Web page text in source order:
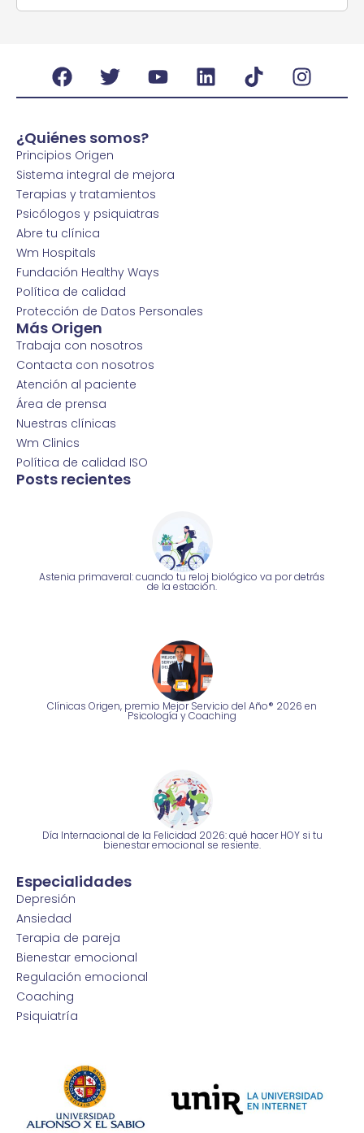
¿Quiénes somos?
Principios Origen
Sistema integral de mejora
Terapias y tratamientos
Psicólogos y psiquiatras
Abre tu clínica
Wm Hospitals
Fundación Healthy Ways
Política de calidad
Protección de Datos Personales
Más Origen
Trabaja con nosotros
Contacta con nosotros
Atención al paciente
Área de prensa
Nuestras clínicas
Wm Clinics
Política de calidad ISO
Posts recientes
Astenia primaveral: cuando tu reloj biológico va por detrás
de la estación.
Clínicas Origen, premio Mejor Servicio del Año® 2026 en
Psicología y Coaching
Día Internacional de la Felicidad 2026: qué hacer HOY si tu
bienestar emocional se resiente.
Especialidades
Depresión
Ansiedad
Terapia de pareja
Bienestar emocional
Regulación emocional
Coaching
Psiquiatría